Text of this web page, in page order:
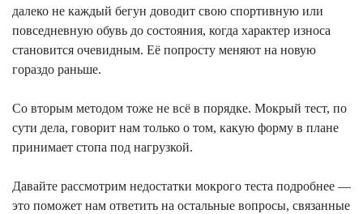
далеко не каждый бегун доводит свою спортивную или
повседневную обувь до состояния, когда характер износа
становится очевидным. Её попросту меняют на новую
гораздо раньше.
Со вторым методом тоже не всё в порядке. Мокрый тест, по
сути дела, говорит нам только о том, какую форму в плане
принимает стопа под нагрузкой.
Давайте рассмотрим недостатки мокрого теста подробнее —
это поможет нам ответить на остальные вопросы, связанные